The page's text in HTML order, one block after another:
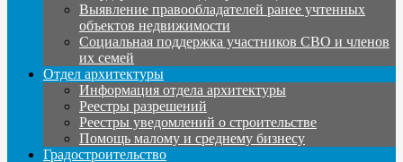
Выявление правообладателей ранее учтенных
объектов недвижимости
Социальная поддержка участников СВО и членов
их семей
Отдел архитектуры
Информация отдела архитектуры
Реестры разрешений
Реестры уведомлений о строительстве
Помощь малому и среднему бизнесу
Градостроительство